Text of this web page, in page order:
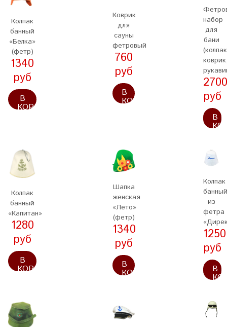
Колпак
банный
«Белка»
(фетр)
1340
руб
В
КОРЗИНУ
Коврик
для
сауны
фетровый
760
руб
В
КОРЗИНУ
набор
для
бани
2700
руб
В
Колпак
банный
«Капитан»
1280
руб
В
КОРЗИНУ
Шапка
женская
«Лето»
(фетр)
1340
руб
В
КОРЗИНУ
Колпак
банный
из
фетра
1250
руб
В